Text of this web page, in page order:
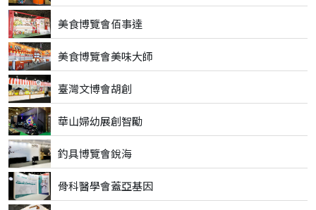
美食博覽會佰事達
美食博覽會美味大師
臺灣文博會胡創
華山婦幼展創智勵
釣具博覽會銳海
骨科醫學會蓋亞基因